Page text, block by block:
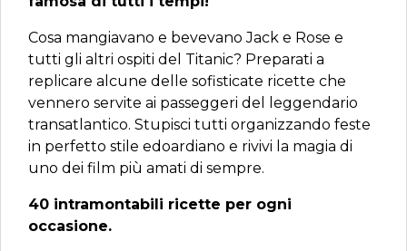
Cosa mangiavano e bevevano Jack e Rose e
tutti gli altri ospiti del Titanic? Preparati a
replicare alcune delle sofisticate ricette che
vennero servite ai passeggeri del leggendario
transatlantico. Stupisci tutti organizzando feste
in perfetto stile edoardiano e rivivi la magia di
uno dei film più amati di sempre.
40 intramontabili ricette per ogni
occasione.